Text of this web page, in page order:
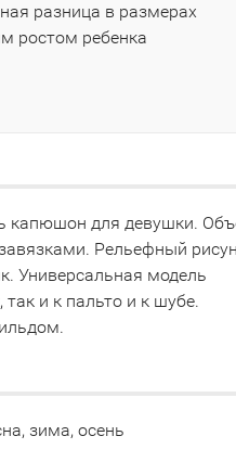
разница в размерах
ростом ребенка
капюшон для девушки.
Рельефный
Универсальная модель
так и к пальто и к шубе.
зима, осень